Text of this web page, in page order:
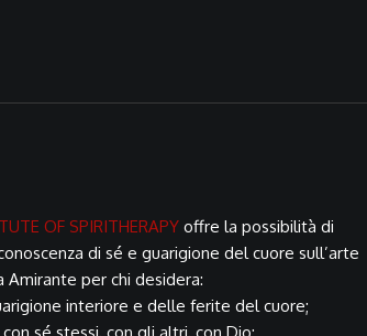
OF SPIRITHERAPY offre la possibilità di
di sé e guarigione del cuore sull’arte
Amirante per chi desidera:
interiore e delle ferite del cuore;